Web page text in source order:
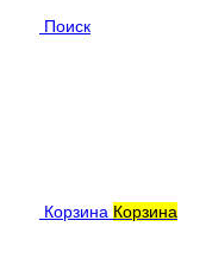
Поиск
Корзина Корзина